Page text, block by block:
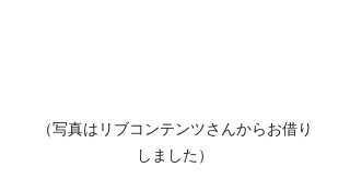
（写真はリブコンテンツさんからお借り
しました）